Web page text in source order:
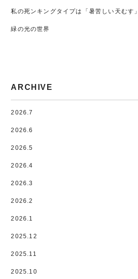
私の死ンキングタイプは「暑苦しい天むす」
緑の光の世界
ARCHIVE
2026.7
2026.6
2026.5
2026.4
2026.3
2026.2
2026.1
2025.12
2025.11
2025.10